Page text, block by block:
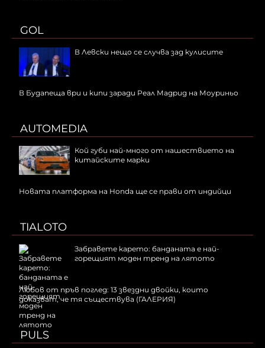
GOL
В Левски нещо се случва зад кулисите
В Будапеща ври и кипи заради Реал Мадрид на Моуриньо
AUTOMEDIA
Кой губи най-много от нашествието на
китайските марки
Новата платформа на Honda ще се прави от индийци
TIALOTO
Забравете карето: банданата е най-
горещият моден тренд на лятото
Любов от пръв поглед: 13 звездни двойки, които
доказват, че тя съществува (ГАЛЕРИЯ)
PULS